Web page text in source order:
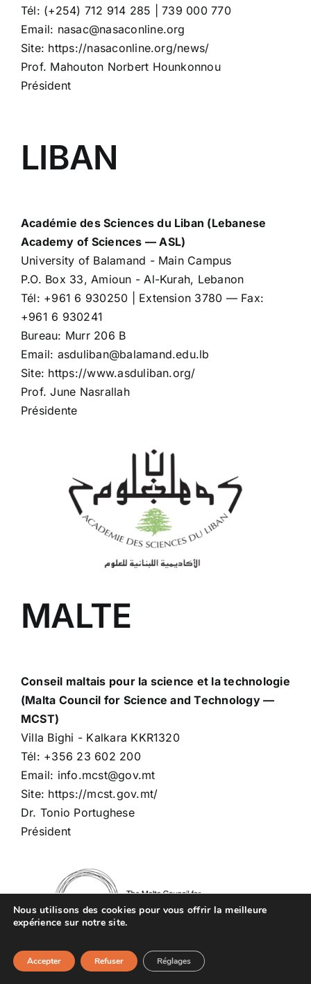
Tél: (+254) 712 914 285 | 739 000 770
Email: nasac@nasaconline.org
Site: https://nasaconline.org/news/
Prof. Mahouton Norbert Hounkonnou
Président
LIBAN
Académie des Sciences du Liban (Lebanese
Academy of Sciences — ASL)
University of Balamand - Main Campus
P.O. Box 33, Amioun - Al-Kurah, Lebanon
Tél: +961 6 930250 | Extension 3780 — Fax:
+961 6 930241
Bureau: Murr 206 B
Email: asduliban@balamand.edu.lb
Site: https://www.asduliban.org/
Prof. June Nasrallah
Présidente
MALTE
Conseil maltais pour la science et la technologie
(Malta Council for Science and Technology —
MCST)
Villa Bighi - Kalkara KKR1320
Tél: +356 23 602 200
Email: info.mcst@gov.mt
Site: https://mcst.gov.mt/
Dr. Tonio Portughese
Président
MONACO
Nous utilisons des cookies pour vous offrir la meilleure
expérience sur notre site.
Accepter Refuser Réglages